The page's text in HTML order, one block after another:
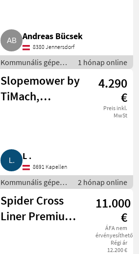
Andreas Bücsek
8380 Jennersdorf
Kommunális gépek /
Rézsűkasza
1 hónap online
Slopemower by
TiMach,
4.290
€
Preis inkl.
MwSt
L .
8691 Kapellen
Kommunális gépek /
Rézsűkasza
2 hónap online
Spider Cross
Liner Premium,
11.000
€
ÁFA nem
érvényesíthető
Régi ár
12.200 €